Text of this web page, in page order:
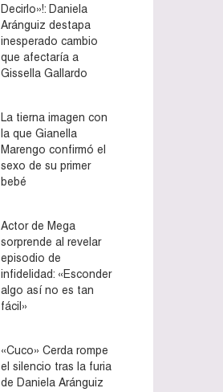
Decirlo»!: Daniela
Aránguiz destapa
inesperado cambio
que afectaría a
Gissella Gallardo
La tierna imagen con
la que Gianella
Marengo confirmó el
sexo de su primer
bebé
Actor de Mega
sorprende al revelar
episodio de
infidelidad: «Esconder
algo así no es tan
fácil»
«Cuco» Cerda rompe
el silencio tras la furia
de Daniela Aránguiz